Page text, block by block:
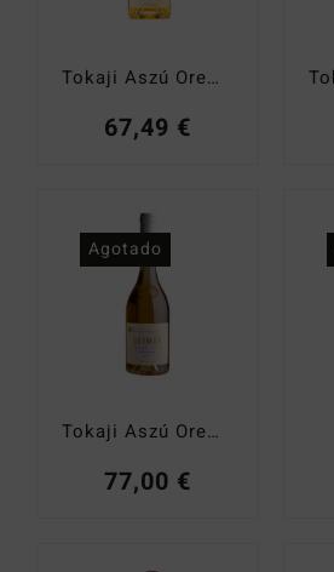
Tokaji Aszú Oremus 5 Puttonyos 2018
67,49 €
Agotado
Tokaji Aszú Oremus 6 Puttonyos 2013
77,00 €